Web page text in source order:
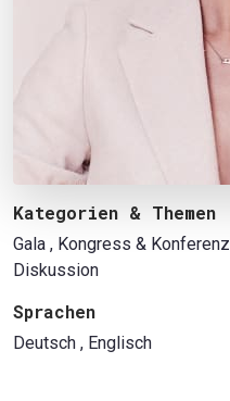
Kategorien & Themen
Gala , Kongress & Konferenz
Diskussion
Sprachen
Deutsch , Englisch